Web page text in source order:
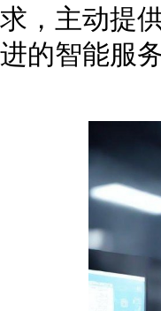
求，主动提
进的智能服